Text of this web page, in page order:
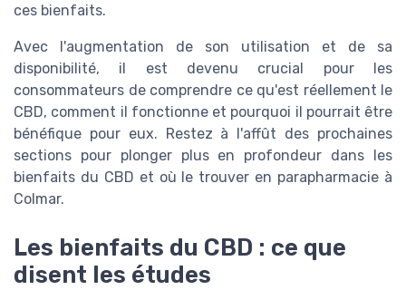
ces bienfaits.
Avec l'augmentation de son utilisation et de sa
disponibilité, il est devenu crucial pour les
consommateurs de comprendre ce qu'est réellement le
CBD, comment il fonctionne et pourquoi il pourrait être
bénéfique pour eux. Restez à l'affût des prochaines
sections pour plonger plus en profondeur dans les
bienfaits du CBD et où le trouver en parapharmacie à
Colmar.
Les bienfaits du CBD : ce que
disent les études